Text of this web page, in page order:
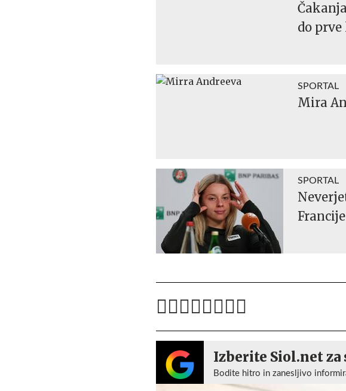
do
SPORTAL
Mira
SPORTAL
Francije
Izberite Siol.net
Bodite hitro in zanesljivo